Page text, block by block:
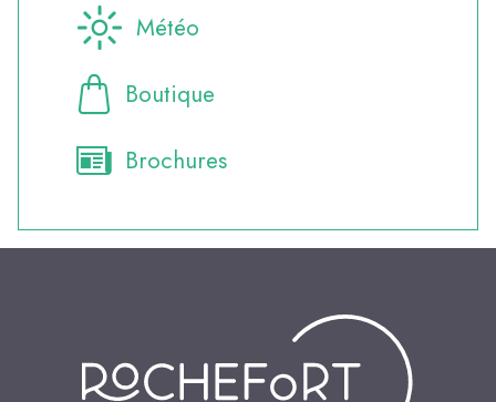
Météo
Boutique
Brochures